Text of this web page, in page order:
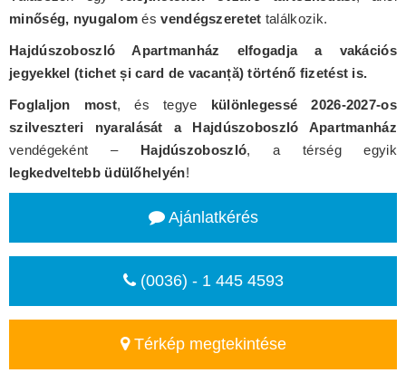
minőség, nyugalom ésvendégszeretet találkozik.
Hajdúszoboszló Apartmanház elfogadja a vakációs
jegyekkel (tichet și card de vacanță) történő fizetést is.
Foglaljon most, és tegye különlegessé 2026-2027-os
szilveszteri nyaralását a Hajdúszoboszló Apartmanház
vendégeként – Hajdúszoboszló, a térség egyik
legkedveltebb üdülőhelyén!
Ajánlatkérés
(0036) - 1 445 4593
Térkép megtekintése